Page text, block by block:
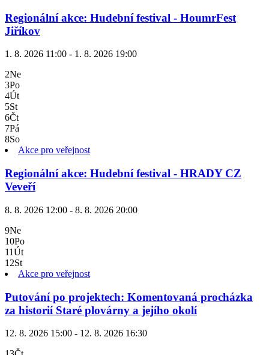
Regionální akce: Hudební festival - HoumrFest
Jiříkov
1. 8. 2026 11:00 - 1. 8. 2026 19:00
2Ne
3Po
4Út
5St
6Čt
7Pá
8So
Akce pro veřejnost
Regionální akce: Hudební festival - HRADY CZ
Veveří
8. 8. 2026 12:00 - 8. 8. 2026 20:00
9Ne
10Po
11Út
12St
Akce pro veřejnost
Putování po projektech: Komentovaná procházka
za historií Staré plovárny a jejího okolí
12. 8. 2026 15:00 - 12. 8. 2026 16:30